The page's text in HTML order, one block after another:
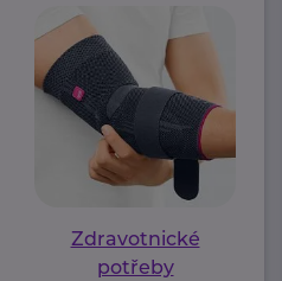
Zdravotnické
potřeby